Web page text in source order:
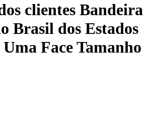
clientes Bandeira
Brasil dos Estados
Face Tamanho